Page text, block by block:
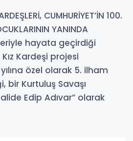
CUMHURİYET’İN 100.
YANINDA
hayata geçirdiği
Kardeşi projesi
özel olarak 5. ilham
bir Kurtuluş Savaşı
Edip Adıvar” olarak